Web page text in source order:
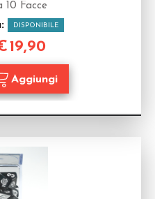
10 Facce
DISPONIBILE
19,90